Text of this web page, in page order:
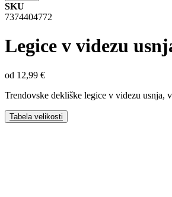
SKU
7374404772
Legice v videzu
od 12,99 €
Trendovske dekliške legice v videzu
Tabela velikosti